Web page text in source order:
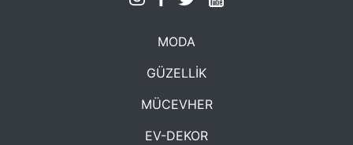
MODA
GÜZELLİK
MÜCEVHER
EV-DEKOR